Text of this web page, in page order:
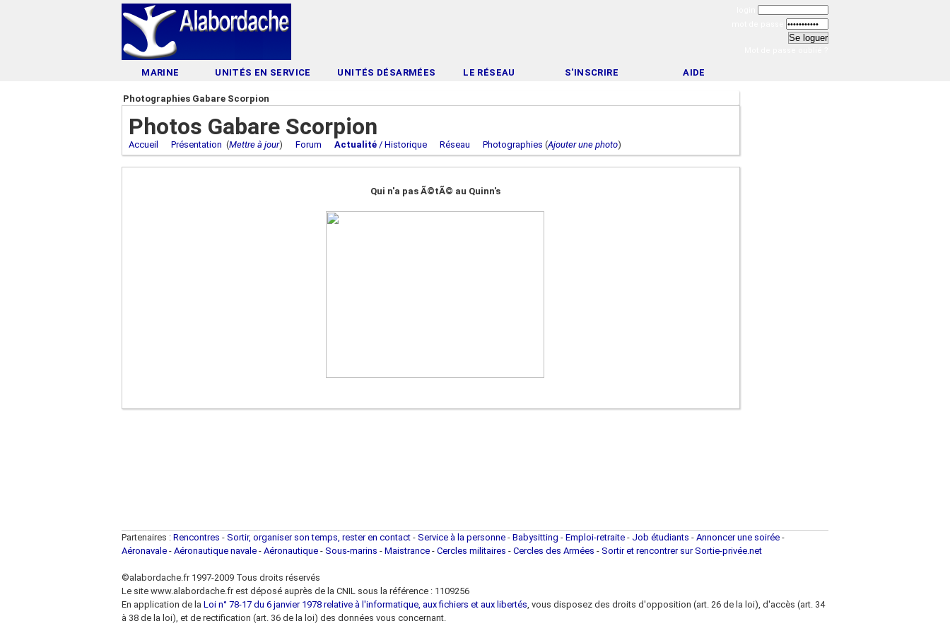
MARINE UNITÉS EN SERVICE UNITÉS DÉSARMÉES LE RÉSEAU S'INSCRIRE AIDE
Photographies Gabare Scorpion
Photos Gabare Scorpion
Accueil Présentation (Mettre à jour) Forum Actualité / Historique Réseau Photographies (Ajouter une photo)
Qui n'a pas Ã©tÃ© au Quinn's
Partenaires : Rencontres - Sortir, organiser son temps, rester en contact - Service à la personne - Babysitting - Emploi-retraite - Job étudiants - Annoncer une soirée -
Aéronavale - Aéronautique navale - Aéronautique - Sous-marins - Maistrance - Cercles militaires - Cercles des Armées - Sortir et rencontrer sur Sortie-privée.net
©alabordache.fr 1997-2009 Tous droits réservés
Le site www.alabordache.fr est déposé auprès de la CNIL sous la référence : 1109256
En application de la Loi n° 78-17 du 6 janvier 1978 relative à l'informatique, aux fichiers et aux libertés, vous disposez des droits d'opposition (art. 26 de la loi), d'accès (art. 34
à 38 de la loi), et de rectification (art. 36 de la loi) des données vous concernant.